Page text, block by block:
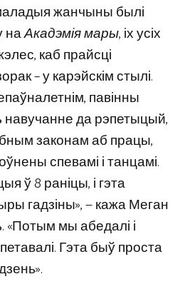
жанчыны былі
наАкадэмія мары, іх усіх
каб прайсці
– у карэйскім стылі.
павінны
навучанне да рэпетыцый,
законам аб працы,
спевамі і танцамі.
ў 8 раніцы, і гэта
гадзіны», — кажа Меган
мы абедалі і
Гэта быў проста